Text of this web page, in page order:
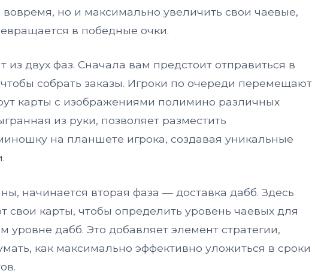
но и максимально увеличить свои чаевые,
в победные очки.
из двух фаз. Сначала вам предстоит отправиться в
собрать заказы. Игроки по очереди перемещают
карты с изображениями полимино различных
из руки, позволяет разместить
на планшете игрока, создавая уникальные
начинается вторая фаза — доставка дабб. Здесь
свои карты, чтобы определить уровень чаевых для
уровне дабб. Это добавляет элемент стратегии,
как максимально эффективно уложиться в сроки